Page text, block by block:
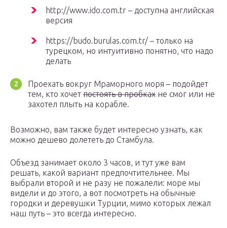
http://www.ido.com.tr – доступна английская
версия
https://budo.burulas.com.tr/ – только на
турецком, но интуитивно понятно, что надо
делать
Проехать вокруг Мраморного моря – подойдет
тем, кто хочет постоять в пробках не смог или не
захотел плыть на корабле.
Возможно, вам также будет интересно узнать, как
можно дешево долететь до Стамбула.
Объезд занимает около 3 часов, и тут уже вам
решать, какой вариант предпочтительнее. Мы
выбрали второй и не разу не пожалели: море мы
видели и до этого, а вот посмотреть на обычные
городки и деревушки Турции, мимо которых лежал
наш путь – это всегда интересно.